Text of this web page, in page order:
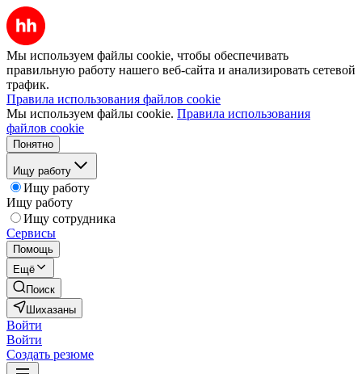
Мы используем файлы cookie, чтобы обеспечивать
правильную работу нашего веб-сайта и анализировать сетевой
трафик.
Правила использования файлов cookie
Мы используем файлы cookie. Правила использования
файлов cookie
Понятно
Ищу работу
Ищу работу
Ищу работу
Ищу сотрудника
Сервисы
Помощь
Ещё
Поиск
Шихазаны
Войти
Войти
Создать резюме